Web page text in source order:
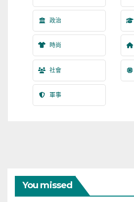
政治
時尚
社會
軍事
You missed